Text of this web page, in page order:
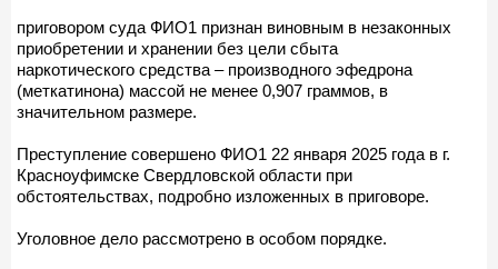
приговором суда ФИО1 признан виновным в незаконных
приобретении и хранении без цели сбыта
наркотического средства – производного эфедрона
(меткатинона) массой не менее 0,907 граммов, в
значительном размере.
Преступление совершено ФИО1 22 января 2025 года в г.
Красноуфимске Свердловской области при
обстоятельствах, подробно изложенных в приговоре.
Уголовное дело рассмотрено в особом порядке.